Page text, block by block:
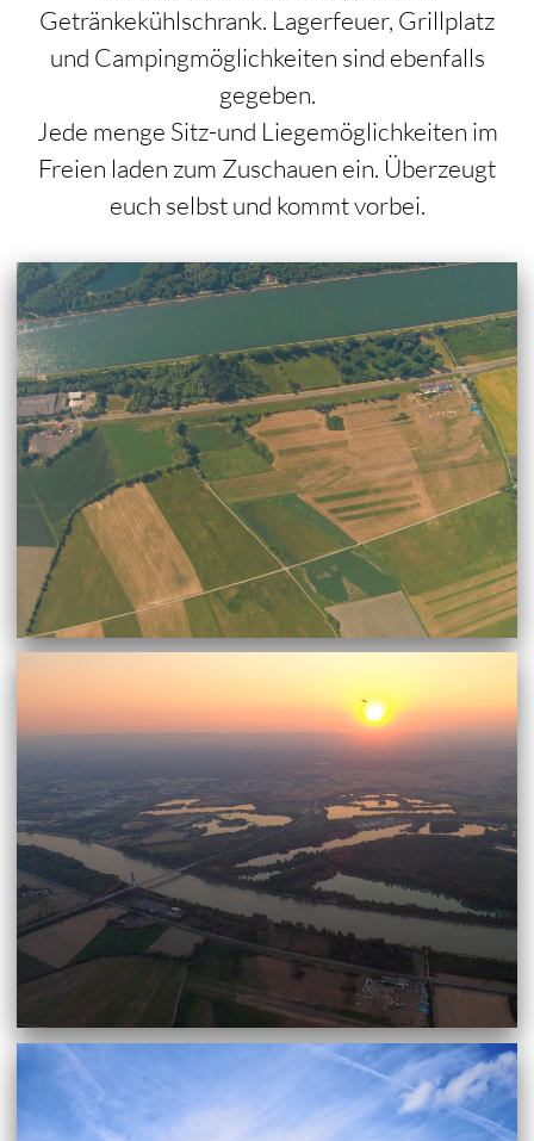
Getränkekühlschrank. Lagerfeuer, Grillplatz
und Campingmöglichkeiten sind ebenfalls
gegeben.
Jede menge Sitz-und Liegemöglichkeiten im
Freien laden zum Zuschauen ein. Überzeugt
euch selbst und kommt vorbei.